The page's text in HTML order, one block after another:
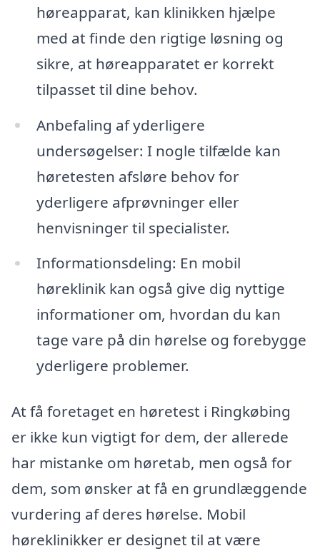
høreapparat, kan klinikken hjælpe
med at finde den rigtige løsning og
sikre, at høreapparatet er korrekt
tilpasset til dine behov.
Anbefaling af yderligere
undersøgelser: I nogle tilfælde kan
høretesten afsløre behov for
yderligere afprøvninger eller
henvisninger til specialister.
Informationsdeling: En mobil
høreklinik kan også give dig nyttige
informationer om, hvordan du kan
tage vare på din hørelse og forebygge
yderligere problemer.
At få foretaget en høretest i Ringkøbing
er ikke kun vigtigt for dem, der allerede
har mistanke om høretab, men også for
dem, som ønsker at få en grundlæggende
vurdering af deres hørelse. Mobil
høreklinikker er designet til at være